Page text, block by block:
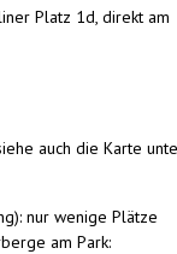
Platz 1d, direkt am
is external)
auch die Karte
nur wenige Plätze
am Park: